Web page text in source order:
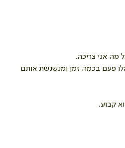
מה אני צריכה.
פעם בכמה זמן ומנשנשת אותם
קבוע.